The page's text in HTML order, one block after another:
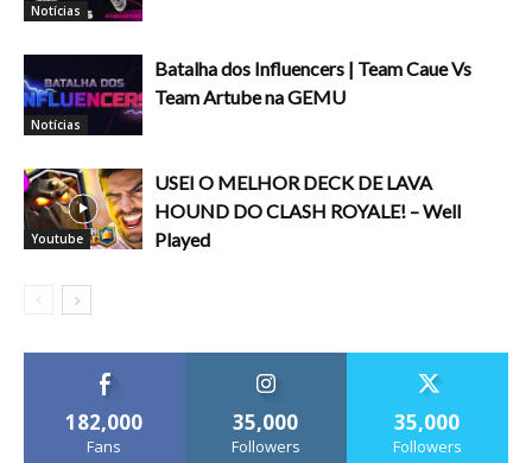
Notícias
Notícias
Batalha dos Influencers | Team Caue Vs
Team Artube na GEMU
Youtube
USEI O MELHOR DECK DE LAVA
HOUND DO CLASH ROYALE! – Well
Played
182,000
Fans
35,000
Followers
35,000
Followers